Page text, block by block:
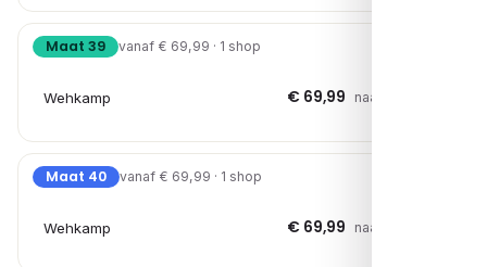
Maat 39 vanaf € 69,99 · 1 shop
Wehkamp € 69,99 naar shop →
Maat 40 vanaf € 69,99 · 1 shop
Wehkamp € 69,99 naar shop →